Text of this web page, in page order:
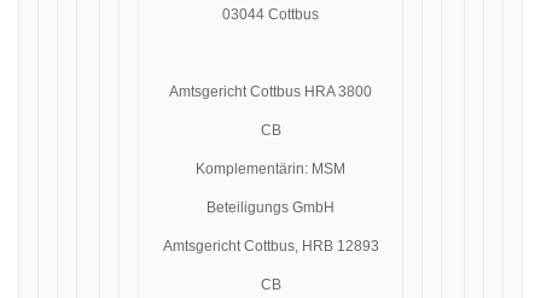
03044 Cottbus
Amtsgericht Cottbus HRA 3800
CB
Komplementärin: MSM
Beteiligungs GmbH
Amtsgericht Cottbus, HRB 12893
CB